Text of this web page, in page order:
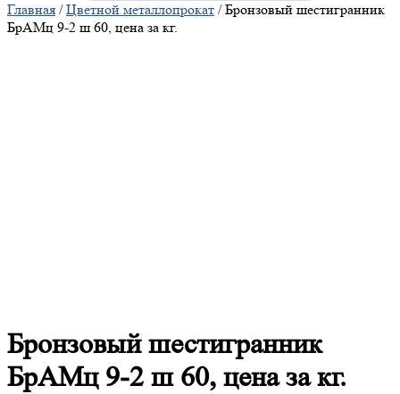
Главная /Цветной металлопрокат / Бронзовый шестигранник
БрАМц 9-2 ш 60, цена за кг.
Бронзовыйшестигранник
БрАМц 9-2 ш 60, цена за кг.